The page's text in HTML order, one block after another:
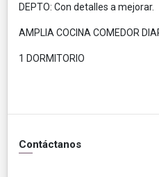
DEPTO: Con detalles a mejorar.
AMPLIA COCINA COMEDOR
1 DORMITORIO
Contáctanos